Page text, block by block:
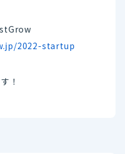
2022-startup
！